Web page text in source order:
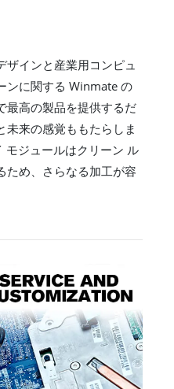
インと産業用コンピュ
ンに関する Winmate の
最高の製品を提供するだ
未来の感覚ももたらしま
ジュールはクリーン ル
ため、さらなる加工が容